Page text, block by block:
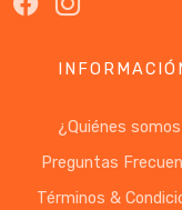
¿Quiénes
Preguntas
Términos &